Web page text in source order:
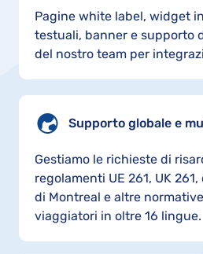
Pagine white label, widget
testuali, banner e supporto
del nostro team per
Supporto globale e
Gestiamo le richieste di
regolamenti UE 261, UK
di Montreal e altre
viaggiatori in oltre 16 lingue.